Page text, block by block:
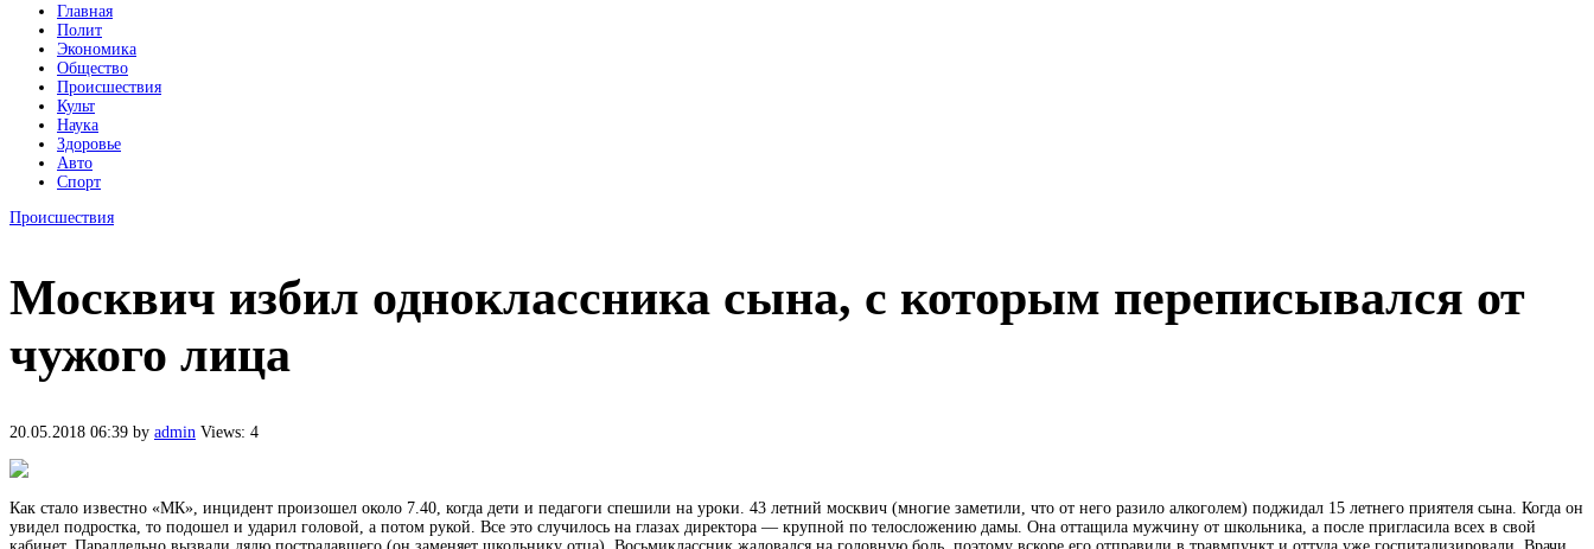
Главная
Полит
Экономика
Общество
Происшествия
Культ
Наука
Здоровье
Авто
Спорт
Происшествия
Москвич избил одноклассника сына, с которым переписывался от
чужого лица
20.05.2018 06:39 by admin Views: 4
Как стало известно «МК», инцидент произошел около 7.40, когда дети и педагоги спешили на уроки. 43 летний москвич (многие заметили, что от него разило алкоголем) поджидал 15 летнего приятеля сына. Когда он
увидел подростка, то подошел и ударил головой, а потом рукой. Все это случилось на глазах директора — крупной по телосложению дамы. Она оттащила мужчину от школьника, а после пригласила всех в свой